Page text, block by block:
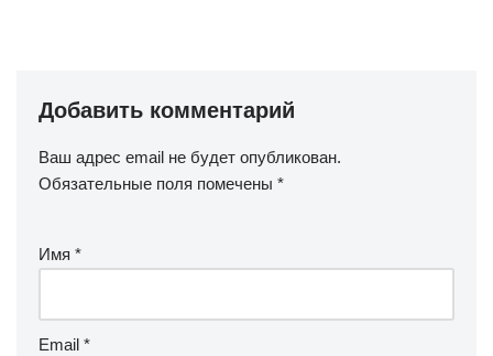
Добавить комментарий
Ваш адрес email не будет опубликован.
Обязательные поля помечены *
Имя *
Email *